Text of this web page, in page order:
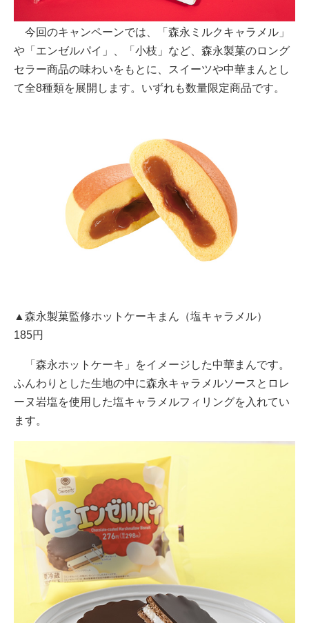
今回のキャンペーンでは、「森永ミルクキャラメル」
や「エンゼルパイ」、「小枝」など、森永製菓のロング
セラー商品の味わいをもとに、スイーツや中華まんとし
て全8種類を展開します。いずれも数量限定商品です。
▲森永製菓監修ホットケーキまん（塩キャラメル）
185円
「森永ホットケーキ」をイメージした中華まんです。
ふんわりとした生地の中に森永キャラメルソースとロレ
ーヌ岩塩を使用した塩キャラメルフィリングを入れてい
ます。